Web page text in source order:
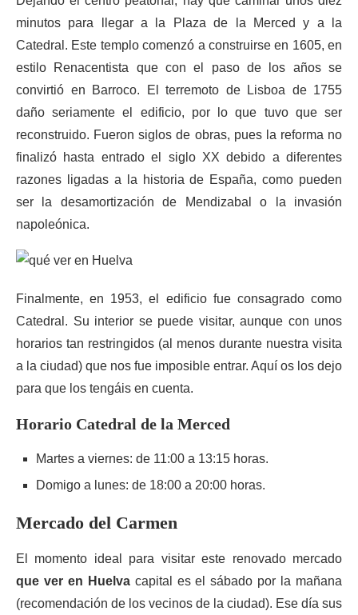
minutos para llegar a la Plaza de la Merced y a la
Catedral. Este templo comenzó a construirse en 1605, en
estilo Renacentista que con el paso de los años se
convirtió en Barroco. El terremoto de Lisboa de 1755
daño seriamente el edificio, por lo que tuvo que ser
reconstruido. Fueron siglos de obras, pues la reforma no
finalizó hasta entrado el siglo XX debido a diferentes
razones ligadas a la historia de España, como pueden
ser la desamortización de Mendizabal o la invasión
napoleónica.
Finalmente, en 1953, el edificio fue consagrado como
Catedral. Su interior se puede visitar, aunque con unos
horarios tan restringidos (al menos durante nuestra visita
a la ciudad) que nos fue imposible entrar. Aquí os los dejo
para que los tengáis en cuenta.
Horario Catedral de la Merced
Martes a viernes: de 11:00 a 13:15 horas.
Domigo a lunes: de 18:00 a 20:00 horas.
Mercado del Carmen
El momento ideal para visitar este renovado mercado
que ver en Huelva capital es el sábado por la mañana
(recomendación de los vecinos de la ciudad). Ese día sus